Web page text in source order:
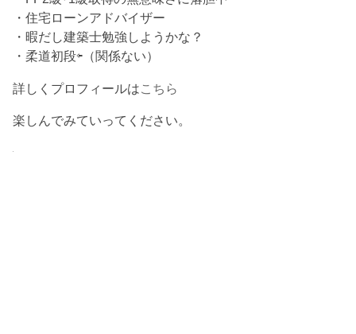
・住宅ローンアドバイザー
・暇だし建築士勉強しようかな？
・柔道初段⇦（関係ない）
詳しくプロフィールはこちら
楽しんでみていってください。